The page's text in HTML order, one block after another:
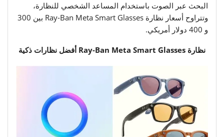
البحث عبر الصوت باستخدام المساعد الشخصي للنظارة،
وتتراوح أسعار نظارة Ray-Ban Meta Smart Glasses بين 300
و 400 دولار أمريكي.
نظارة Ray-Ban Meta Smart Glasses أفضل نظارات ذكية